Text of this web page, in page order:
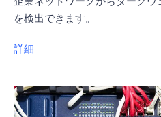
を検出できます。
詳細